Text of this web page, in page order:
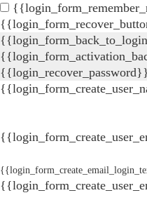
{{login_recover_password}}